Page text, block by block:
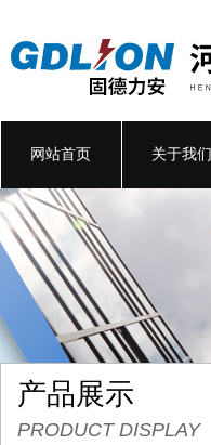
网站首页 关于我们
产品展示
PRODUCT DISPLAY